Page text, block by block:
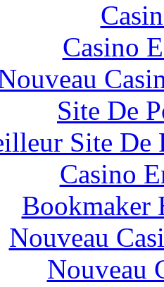
Casino
Site De
Site De
Casino
Bookmaker
Nouveau
Nouveau